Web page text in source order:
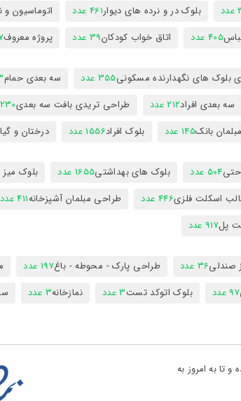
بلوک در و نرده های دیوار461 عدد اتوماسیون
405 عدد اتاق خواب کودکان39 عدد پروژه معروف
بلوک های نگهدارنده مسکونی355 عدد سه بعدی حمام
سه بعدی افراد212 عدد طراحی تریدی بافت سه بعدی230 عدد
بانک145 عدد بلوک افراد1556 عدد درختان و
504 عدد بلوک های بهداشتی1655 عدد بلوک
اسکلت فلزی446 عدد طراحی مبلمان آشپزخانه411 عدد
پل917 عدد
صندلی36 عدد طراحی پارک - محوطه - باغ197 عدد
97 عدد بلوک اتوکد تست3 عدد نمازخانه3 عدد
کشی در کشور در سال 1394 تاسیس گردیده و تا به امروز به